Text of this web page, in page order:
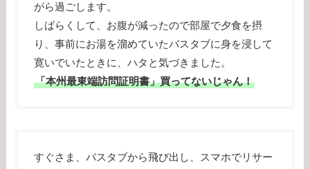
がら過ごします。
しばらくして、お腹が減ったので部屋で夕食を摂
り、事前にお湯を溜めていたバスタブに身を浸して
寛いでいたときに、ハタと気づきました。
「本州最東端訪問証明書」買ってないじゃん！
すぐさま、バスタブから飛び出し、スマホでリサー